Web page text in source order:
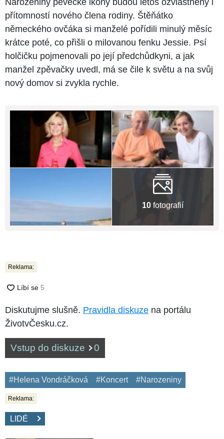
Narozeniny pěvecké ikony budou letos ozvláštněny i
přítomností nového člena rodiny. Štěňátko
německého ovčáka si manželé pořídili minulý měsíc
krátce poté, co přišli o milovanou fenku Jessie. Psí
holčičku pojmenovali po její předchůdkyni, a jak
manžel zpěvačky uvedl, má se čile k světu a na svůj
nový domov si zvykla rychle.
10 fotografií
Reklama:
Diskutujme slušně. Pravidla diskuze na portálu
ŽivotvČesku.cz.
Vstup do diskuze 0
#Helena Vondráčková #Koncert #Narozeniny
Reklama:
LIDÉ